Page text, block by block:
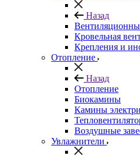
Назад
Кровельная
Крепления и
Отопление
Назад
Отопление
Биокамины
Камины
Воздушные
Увлажнители